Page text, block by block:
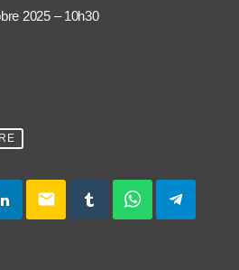
2025 – 10h30
email